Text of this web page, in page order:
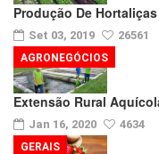
Produção De
Set 03, 2019 26561
Extensão Rural
Jan 16, 2020 4634
AGRONEGÓCIOS
GERAIS